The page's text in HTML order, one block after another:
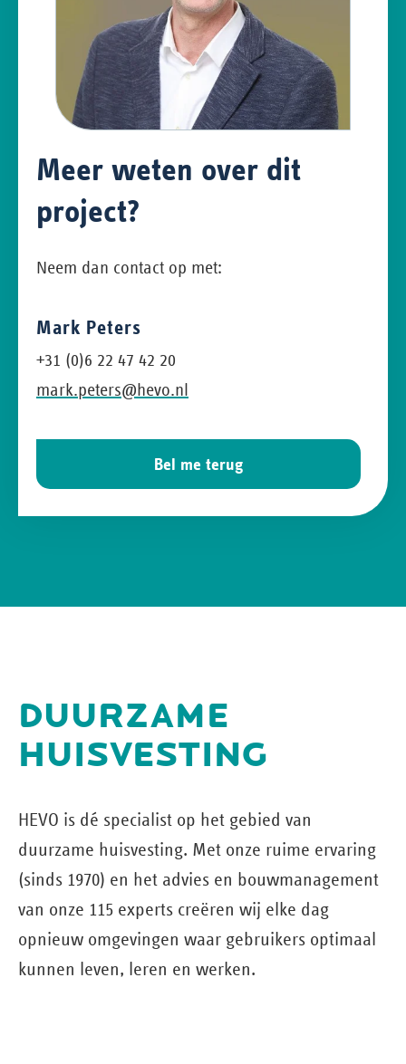
Meer weten over dit
project?
Neem dan contact op met:
Mark Peters
+31 (0)6 22 47 42 20
mark.peters@hevo.nl
Bel me terug
DUURZAME
HUISVESTING
HEVO is dé specialist op het gebied van
duurzame huisvesting. Met onze ruime ervaring
(sinds 1970) en het advies en bouw­management
van onze 115 experts creëren wij elke dag
opnieuw omgevingen waar gebruikers optimaal
kunnen leven, leren en werken.